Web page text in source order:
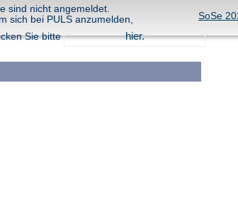
SoSe
sind nicht angemeldet.
sich bei PULS anzumelden,
Sie bitte
hier.